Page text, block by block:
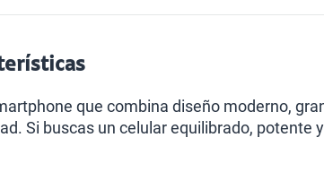
que combina diseño moderno,
Si buscas un celular equilibrado, potente